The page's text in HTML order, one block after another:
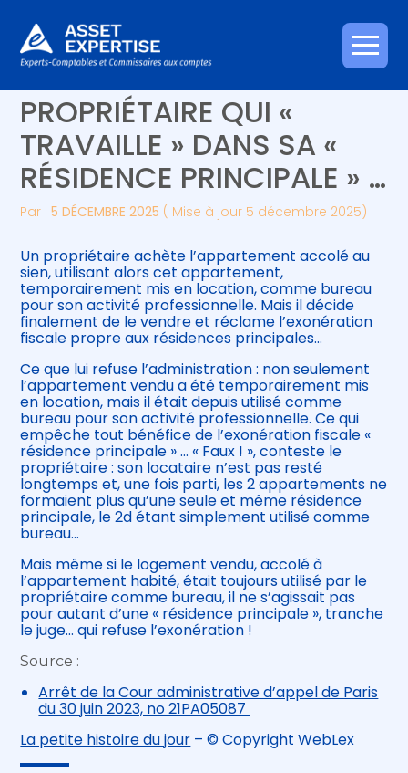
Aller
au
Créer et reprendre une activité
Gérer votre quotidien
Piloter votre entreprise
Développer votre entreprise
Être prêt pour la facturation
électronique
Piloter votre gestion
Suivre votre comptabilité
Gérer vos ressources humaines
C’EST L’HISTOIRE D’UN
PROPRIÉTAIRE QUI «
TRAVAILLE » DANS SA «
RÉSIDENCE PRINCIPALE » …
Par |5 DÉCEMBRE 2025 ( Mise à jour 5 décembre 2025)
Un propriétaire achète l’appartement accolé au
sien, utilisant alors cet appartement,
temporairement mis en location, comme bureau
pour son activité professionnelle. Mais il décide
finalement de le vendre et réclame l’exonération
fiscale propre aux résidences principales…
Ce que lui refuse l’administration : non seulement
l’appartement vendu a été temporairement mis
en location, mais il était depuis utilisé comme
bureau pour son activité professionnelle. Ce qui
empêche tout bénéfice de l’exonération fiscale «
résidence principale » … « Faux ! », conteste le
propriétaire : son locataire n’est pas resté
longtemps et, une fois parti, les 2 appartements ne
formaient plus qu’une seule et même résidence
principale, le 2d étant simplement utilisé comme
bureau…
Mais même si le logement vendu, accolé à
l’appartement habité, était toujours utilisé par le
propriétaire comme bureau, il ne s’agissait pas
pour autant d’une « résidence principale », tranche
le juge… qui refuse l’exonération !
Source :
Arrêt de la Cour administrative d’appel de Paris
du 30 juin 2023, no 21PA05087
La petite histoire du jour – © Copyright WebLex